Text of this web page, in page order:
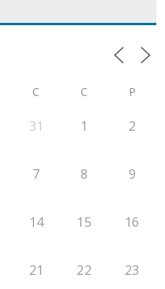
C C P
31 1 2
7 8 9
14 15 16
21 22 23